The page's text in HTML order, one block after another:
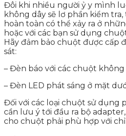
Đôi khi nhiều người ỷ y mình
không dây sẽ lơ phần kiểm
hoàn toàn có thể xảy ra ở
hoặc với các bạn sử dụng
Hãy đảm bảo chuột được cấp
sát:
– Đèn báo với các chuột
– Đèn LED phát sáng ở mặt
Đối với các loại chuột sử dụng
cần lưu ý tới đầu ra bộ
cho chuột phải phù hợp với